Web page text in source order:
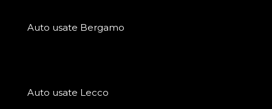
Auto usate Bergamo
Auto usate Lecco